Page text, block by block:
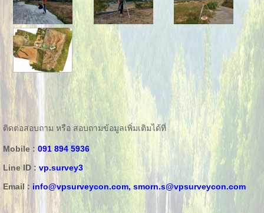
ติดต่อสอบถาม หรือ สอบถามข้อมูลเพิ่มเติมได้ที่
Mobile : 091 894 5936
Line ID : vp.survey3
Email : info@vpsurveycon.com, smorn.s@vpsurveycon.com